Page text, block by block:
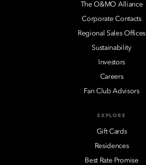
The O&MO Alliance
Corporate Contacts
Regional Sales Offices
Sustainability
Investors
Careers
Fan Club Advisors
EXPLORE
Gift Cards
Residences
Best Rate Promise